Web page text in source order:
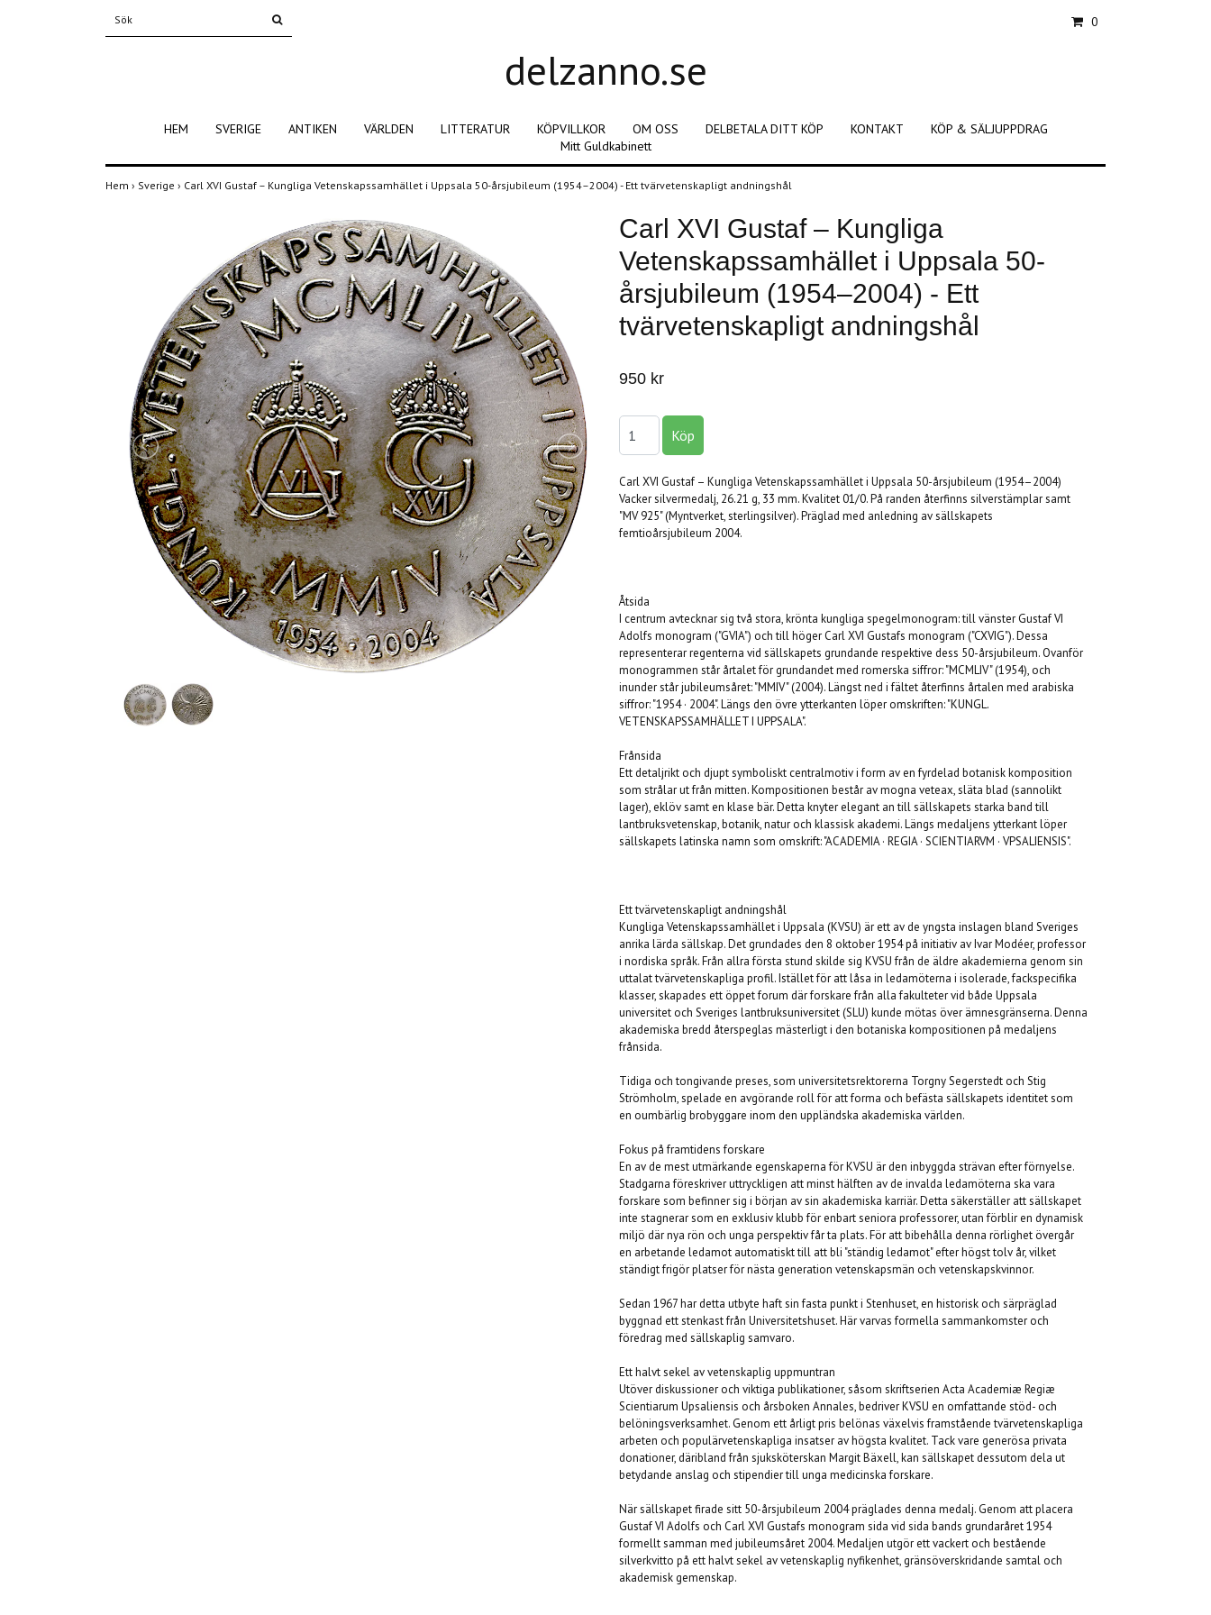
0
delzanno.se
HEM SVERIGE ANTIKEN VÄRLDEN LITTERATUR KÖPVILLKOR OM OSS DELBETALA DITT KÖP KONTAKT
KÖP & SÄLJUPPDRAG
Mitt Guldkabinett
Hem › Sverige › Carl XVI Gustaf – Kungliga Vetenskapssamhället i Uppsala 50-årsjubileum (1954–2004) - Ett tvärvetenskapligt andningshål
Carl XVI Gustaf – Kungliga
Vetenskapssamhället i Uppsala 50-
årsjubileum (1954–2004) - Ett
tvärvetenskapligt andningshål
950 kr
Carl XVI Gustaf – Kungliga Vetenskapssamhället i Uppsala 50-årsjubileum (1954–2004)
Vacker silvermedalj, 26.21 g, 33 mm. Kvalitet 01/0. På randen återfinns silverstämplar samt
"MV 925" (Myntverket, sterlingsilver). Präglad med anledning av sällskapets
femtioårsjubileum 2004.
Åtsida
I centrum avtecknar sig två stora, krönta kungliga spegelmonogram: till vänster Gustaf VI
Adolfs monogram ("GVIA") och till höger Carl XVI Gustafs monogram ("CXVIG"). Dessa
representerar regenterna vid sällskapets grundande respektive dess 50-årsjubileum. Ovanför
monogrammen står årtalet för grundandet med romerska siffror: "MCMLIV" (1954), och
inunder står jubileumsåret: "MMIV" (2004). Längst ned i fältet återfinns årtalen med arabiska
siffror: "1954 · 2004". Längs den övre ytterkanten löper omskriften: "KUNGL.
VETENSKAPSSAMHÄLLET I UPPSALA".
Frånsida
Ett detaljrikt och djupt symboliskt centralmotiv i form av en fyrdelad botanisk komposition
som strålar ut från mitten. Kompositionen består av mogna veteax, släta blad (sannolikt
lager), eklöv samt en klase bär. Detta knyter elegant an till sällskapets starka band till
lantbruksvetenskap, botanik, natur och klassisk akademi. Längs medaljens ytterkant löper
sällskapets latinska namn som omskrift: "ACADEMIA · REGIA · SCIENTIARVM · VPSALIENSIS".
Ett tvärvetenskapligt andningshål
Kungliga Vetenskapssamhället i Uppsala (KVSU) är ett av de yngsta inslagen bland Sveriges
anrika lärda sällskap. Det grundades den 8 oktober 1954 på initiativ av Ivar Modéer, professor
i nordiska språk. Från allra första stund skilde sig KVSU från de äldre akademierna genom sin
uttalat tvärvetenskapliga profil. Istället för att låsa in ledamöterna i isolerade, fackspecifika
klasser, skapades ett öppet forum där forskare från alla fakulteter vid både Uppsala
universitet och Sveriges lantbruksuniversitet (SLU) kunde mötas över ämnesgränserna. Denna
akademiska bredd återspeglas mästerligt i den botaniska kompositionen på medaljens
frånsida.
Tidiga och tongivande preses, som universitetsrektorerna Torgny Segerstedt och Stig
Strömholm, spelade en avgörande roll för att forma och befästa sällskapets identitet som
en oumbärlig brobyggare inom den uppländska akademiska världen.
Fokus på framtidens forskare
En av de mest utmärkande egenskaperna för KVSU är den inbyggda strävan efter förnyelse.
Stadgarna föreskriver uttryckligen att minst hälften av de invalda ledamöterna ska vara
forskare som befinner sig i början av sin akademiska karriär. Detta säkerställer att sällskapet
inte stagnerar som en exklusiv klubb för enbart seniora professorer, utan förblir en dynamisk
miljö där nya rön och unga perspektiv får ta plats. För att bibehålla denna rörlighet övergår
en arbetande ledamot automatiskt till att bli "ständig ledamot" efter högst tolv år, vilket
ständigt frigör platser för nästa generation vetenskapsmän och vetenskapskvinnor.
Sedan 1967 har detta utbyte haft sin fasta punkt i Stenhuset, en historisk och särpräglad
byggnad ett stenkast från Universitetshuset. Här varvas formella sammankomster och
föredrag med sällskaplig samvaro.
Ett halvt sekel av vetenskaplig uppmuntran
Utöver diskussioner och viktiga publikationer, såsom skriftserien Acta Academiæ Regiæ
Scientiarum Upsaliensis och årsboken Annales, bedriver KVSU en omfattande stöd- och
belöningsverksamhet. Genom ett årligt pris belönas växelvis framstående tvärvetenskapliga
arbeten och populärvetenskapliga insatser av högsta kvalitet. Tack vare generösa privata
donationer, däribland från sjuksköterskan Margit Bäxell, kan sällskapet dessutom dela ut
betydande anslag och stipendier till unga medicinska forskare.
När sällskapet firade sitt 50-årsjubileum 2004 präglades denna medalj. Genom att placera
Gustaf VI Adolfs och Carl XVI Gustafs monogram sida vid sida bands grundaråret 1954
formellt samman med jubileumsåret 2004. Medaljen utgör ett vackert och bestående
silverkvitto på ett halvt sekel av vetenskaplig nyfikenhet, gränsöverskridande samtal och
akademisk gemenskap.